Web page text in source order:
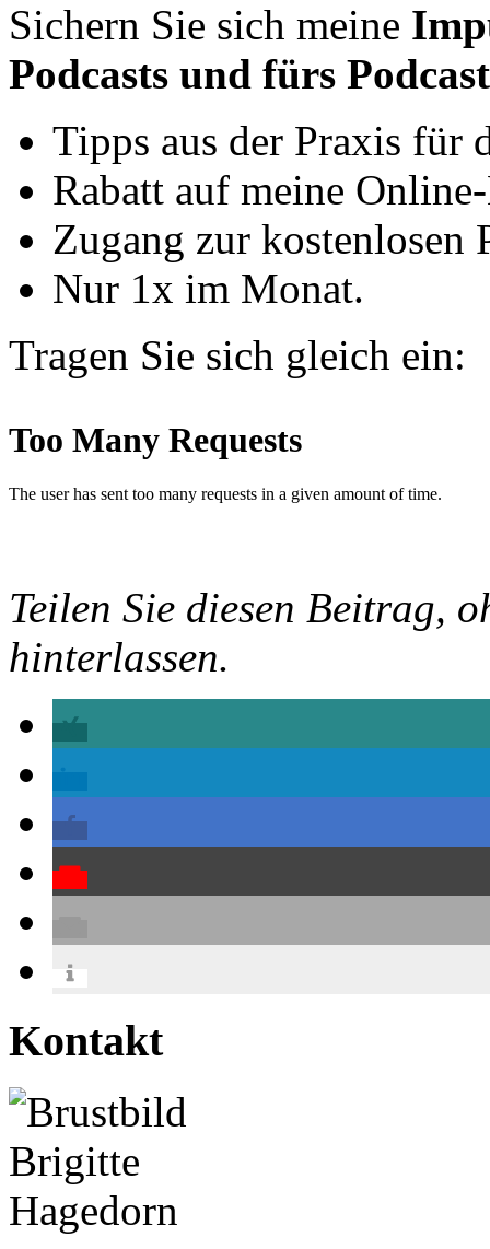
Sichern Sie sich meine
Podcasts und fürs
Tipps aus der Praxis für
Rabatt auf meine
Zugang zur kostenlosen
Nur 1x im Monat.
Tragen Sie sich gleich ein:
Teilen Sie diesen Beitrag,
hinterlassen.
Kontakt